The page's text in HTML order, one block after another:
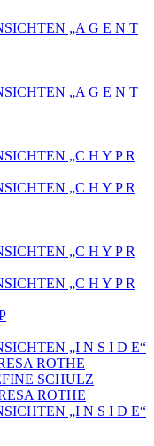
„A G E N T
„A G E N T
„C H Y P R
„C H Y P R
„C H Y P R
„C H Y P R
„I N S I D E“
ROTHE
SCHULZ
ROTHE
„I N S I D E“